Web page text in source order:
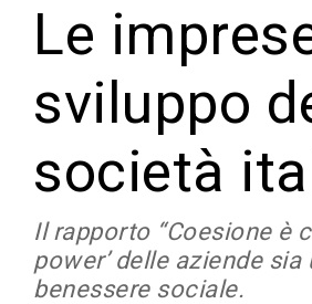
Le
sviluppo
società
Il rapporto “Coesione è
power’ delle aziende
benessere sociale.